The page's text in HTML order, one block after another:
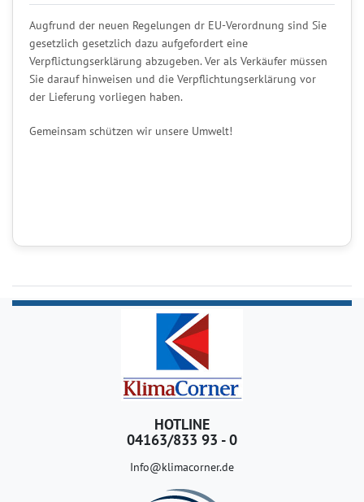
Augfrund der neuen Regelungen dr EU-Verordnung sind Sie
gesetzlich gesetzlich dazu aufgefordert eine
Verpflictungserklärung abzugeben. Ver als Verkäufer müssen
Sie darauf hinweisen und die Verpflichtungserklärung vor
der Lieferung vorliegen haben.
Gemeinsam schützen wir unsere Umwelt!
HOTLINE
04163/833 93 - 0
Info@klimacorner.de